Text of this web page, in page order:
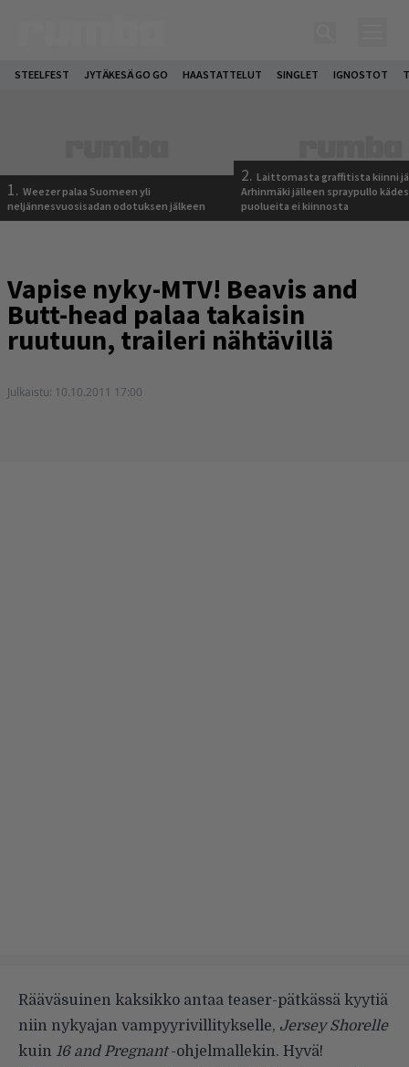
STEELFEST JYTÄKESÄ GO GO HAASTATTELUT SINGLET IGNOSTOT
1. Weezer palaa Suomeen yli
neljännesvuosisadan odotuksen jälkeen
2. Laittomasta graffitista kiinni
Arhinmäki jälleen spraypullo
puolueita ei kiinnosta
Vapise nyky-MTV! Beavis and
Butt-head palaa takaisin
ruutuun, traileri nähtävillä
Julkaistu: 10.10.2011 17:00
Rääväsuinen kaksikko antaa teaser-pätkässä kyytiä
niin nykyajan vampyyrivillitykselle, Jersey Shorelle
kuin 16 and Pregnant-ohjelmallekin. Hyvä!